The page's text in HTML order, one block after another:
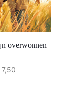
overwonnen
7,50